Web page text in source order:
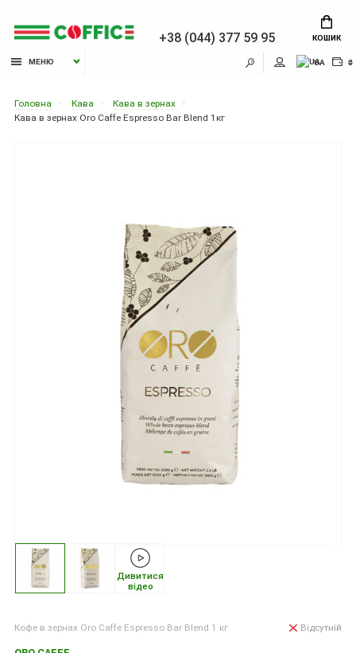
+38 (044) 377 59 95 КОШИК
МЕНЮ UA ₴
Головна Кава
Кава в зернах
Кава в зернах Oro Caffe Espresso Bar Blend 1кг
Дивитися
відео
Кофе в зернах Oro Caffe Espresso Bar Blend 1 кг Відсутній